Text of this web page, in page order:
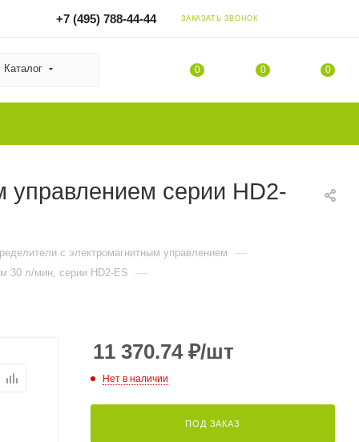
+7 (495) 788-44-44 ЗАКАЗАТЬ ЗВОНОК
Каталог 0 0 0
управлением серии HD2-
с электромагнитным управлением —
30 л/мин, серии HD2-ES —
11 370.74₽/шт
Нет в наличии
ПОД ЗАКАЗ